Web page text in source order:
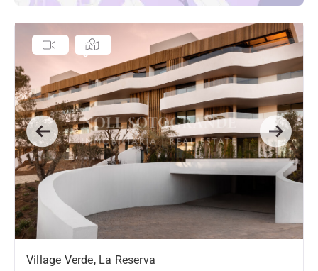
Previous Next
Village Verde, La Reserva